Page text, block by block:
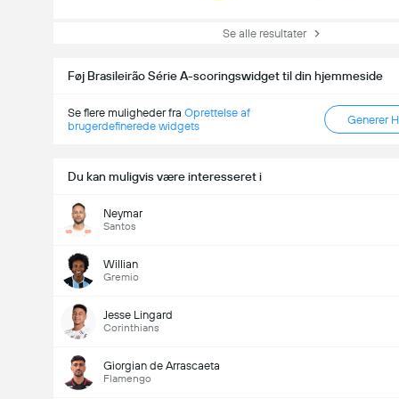
Se alle resultater
Føj Brasileirão Série A-scoringswidget til din hjemmeside
Se flere muligheder fra Oprettelse af
brugerdefinerede widgets
Generer
Du kan muligvis være interesseret i
Neymar
Santos
Willian
Gremio
Jesse Lingard
Corinthians
Giorgian de Arrascaeta
Flamengo